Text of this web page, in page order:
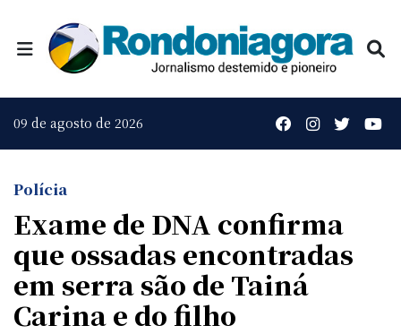
09 de agosto de 2026
Polícia
Exame de DNA confirma
que ossadas encontradas
em serra são de Tainá
Carina e do filho